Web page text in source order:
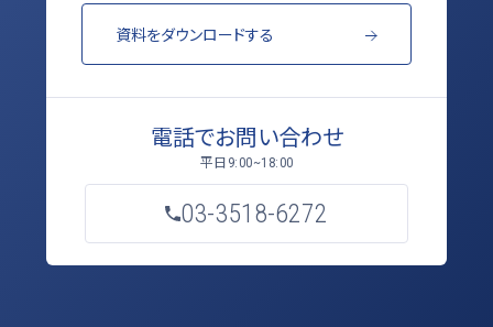
資料をダウンロードする
電話でお問い合わせ
平日 9:00~18:00
03-3518-6272